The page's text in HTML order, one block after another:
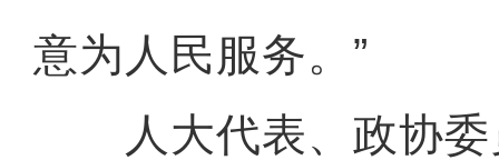
意为人民服务。”
人大代表、政协委